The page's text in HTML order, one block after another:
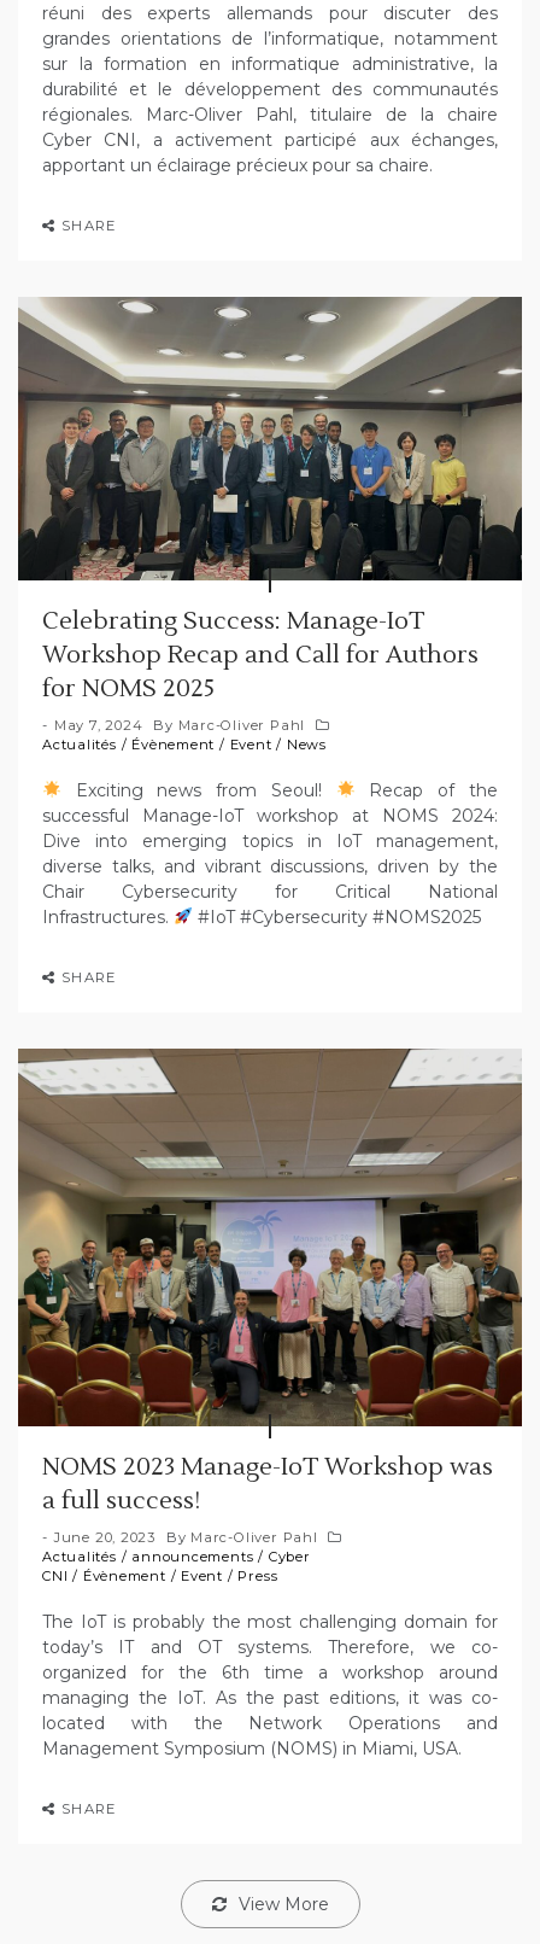
réuni des experts allemands pour discuter des
grandes orientations de l’informatique, notamment
sur la formation en informatique administrative, la
durabilité et le développement des communautés
régionales. Marc-Oliver Pahl, titulaire de la chaire
Cyber CNI, a activement participé aux échanges,
apportant un éclairage précieux pour sa chaire.
SHARE
Celebrating Success: Manage-IoT
Workshop Recap and Call for Authors
for NOMS 2025
May 7, 2024 By Marc-Oliver Pahl
Actualités / Évènement / Event / News
Exciting news from Seoul!
Recap of the
successful Manage-IoT workshop at NOMS 2024:
Dive into emerging topics in IoT management,
diverse talks, and vibrant discussions, driven by the
Chair Cybersecurity for Critical National
Infrastructures.
#IoT #Cybersecurity #NOMS2025
SHARE
NOMS 2023 Manage-IoT Workshop was
a full success!
June 20, 2023 By Marc-Oliver Pahl
Actualités / announcements / Cyber
CNI / Évènement / Event / Press
The IoT is probably the most challenging domain for
today’s IT and OT systems. Therefore, we co-
organized for the 6th time a workshop around
managing the IoT. As the past editions, it was co-
located with the Network Operations and
Management Symposium (NOMS) in Miami, USA.
SHARE
View More